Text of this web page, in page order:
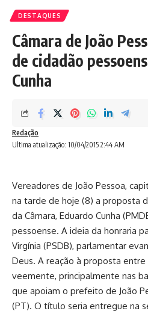
DESTAQUES
Câmara de João
de cidadão
Cunha
Ultima atualização: 10/04/2015 2:44 AM
Redação
Vereadores de João Pessoa,
na tarde de hoje (8) a proposta
da Câmara, Eduardo Cunha
pessoense. A ideia da honraria
Virgínia (PSDB), parlamentar
Deus. A reação à proposta
veemente, principalmente nas
que apoiam o prefeito de João
(PT). O título seria entregue na